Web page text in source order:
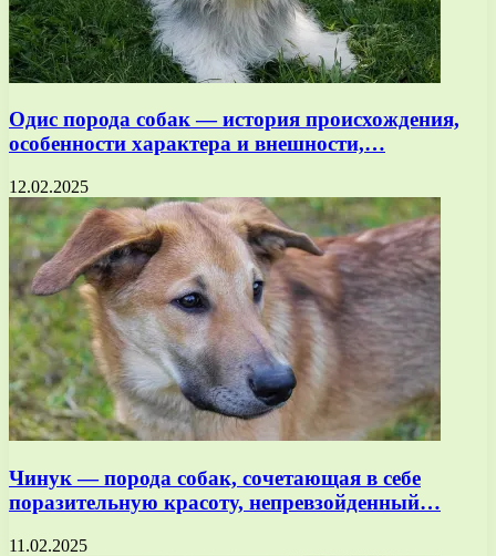
Одис порода собак — история происхождения,
особенности характера и внешности,…
12.02.2025
Чинук — порода собак, сочетающая в себе
поразительную красоту, непревзойденный…
11.02.2025